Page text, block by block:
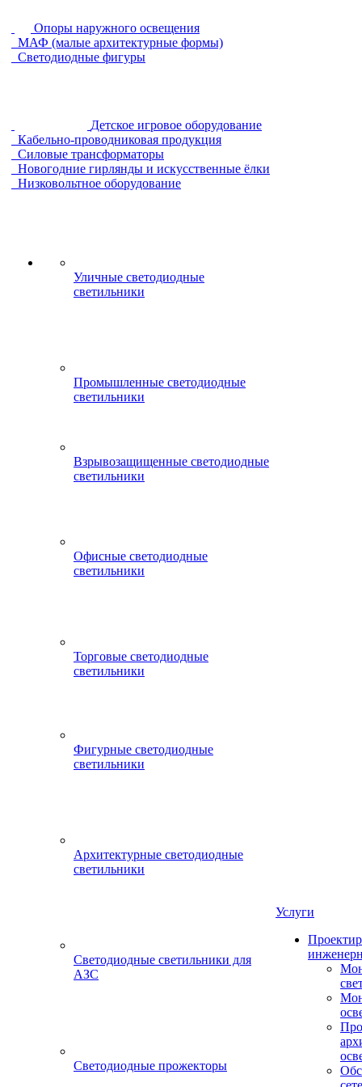
Опоры наружного освещения
МАФ (малые архитектурные формы)
Светодиодные фигуры
Детское игровое оборудование
Кабельно-проводниковая продукция
Силовые трансформаторы
Новогодние гирлянды и искусственные ёлки
Низковольтное оборудование
Уличные светодиодные
светильники
Промышленные светодиодные
светильники
Взрывозащищенные светодиодные
светильники
Офисные светодиодные
светильники
Торговые светодиодные
светильники
Фигурные светодиодные
светильники
Архитектурные светодиодные
светильники
Светодиодные светильники для
АЗС
Светодиодные прожекторы
Услуги